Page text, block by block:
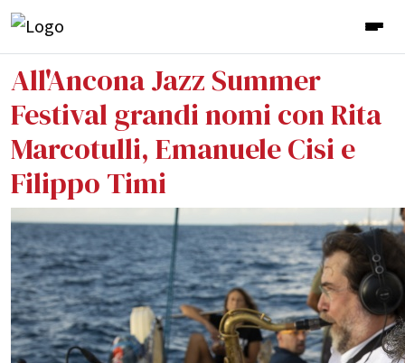
All'Ancona Jazz Summer
Festival grandi nomi con Rita
Marcotulli, Emanuele Cisi e
Filippo Timi